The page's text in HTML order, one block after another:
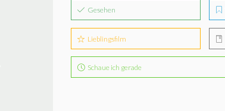
Gesehen
Lieblingsfilm
Schaue ich gerade